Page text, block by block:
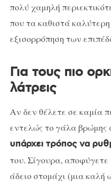
πολύ χαμηλή
που τα καθιστά
εξισορρόπηση των
Για τους πιο
λάτρεις
Αν δεν θέλετε σε καμία
εντελώς το γάλα βρώμης
υπάρχει τρόπος να
του. Σίγουρα,
άδειο στομάχι (μια καλή